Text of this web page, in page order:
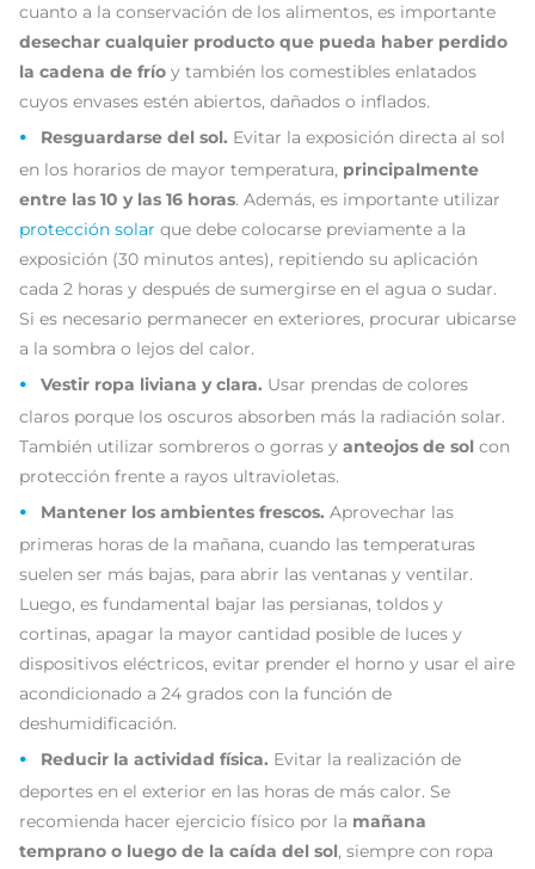
cuanto a la conservación de los alimentos, es importante
desechar cualquier producto que pueda haber perdido
la cadena de frío y también los comestibles enlatados
cuyos envases estén abiertos, dañados o inflados.
Resguardarse del sol. Evitar la exposición directa al sol
en los horarios de mayor temperatura, principalmente
entre las 10 y las 16 horas. Además, es importante utilizar
protección solar que debe colocarse previamente a la
exposición (30 minutos antes), repitiendo su aplicación
cada 2 horas y después de sumergirse en el agua o sudar.
Si es necesario permanecer en exteriores, procurar ubicarse
a la sombra o lejos del calor.
Vestir ropa liviana y clara. Usar prendas de colores
claros porque los oscuros absorben más la radiación solar.
También utilizar sombreros o gorras y anteojos de sol con
protección frente a rayos ultravioletas.
Mantener los ambientes frescos. Aprovechar las
primeras horas de la mañana, cuando las temperaturas
suelen ser más bajas, para abrir las ventanas y ventilar.
Luego, es fundamental bajar las persianas, toldos y
cortinas, apagar la mayor cantidad posible de luces y
dispositivos eléctricos, evitar prender el horno y usar el aire
acondicionado a 24 grados con la función de
deshumidificación.
Reducir la actividad física. Evitar la realización de
deportes en el exterior en las horas de más calor. Se
recomienda hacer ejercicio físico por la mañana
temprano o luego de la caída del sol, siempre con ropa